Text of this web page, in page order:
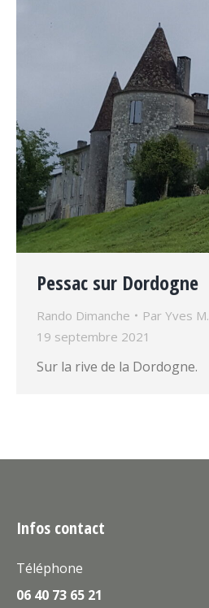
Pessac sur Dordogne
Rando Dimanche Par Yves M.
19 septembre 2021
Sur la rive de la Dordogne.
Infos contact
Téléphone
06 40 73 65 21